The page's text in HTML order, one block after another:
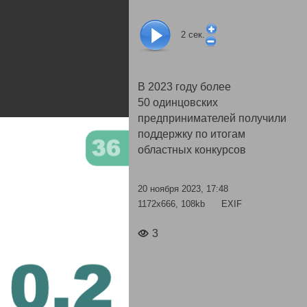
2 сек.
В 2023 году более
50 одинцовских
предпринимателей получили
поддержку по итогам
областных конкурсов
20 ноября 2023, 17:48
1172x666, 108kb
EXIF
3